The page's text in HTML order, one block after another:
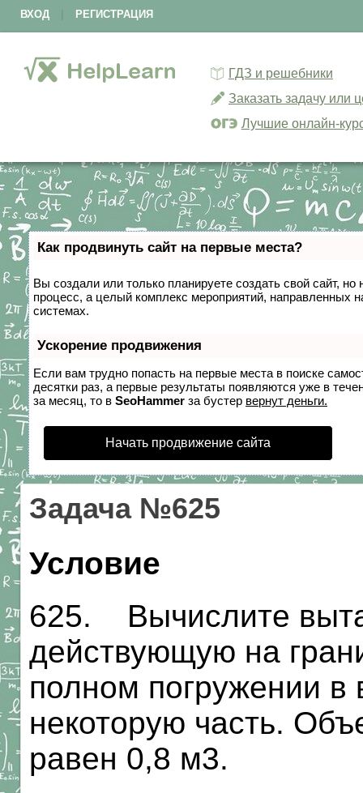
ВХОД РЕГИСТРАЦИЯ
ГДЗ и решебники
Заказать задачу или
Лучшие онлайн-
Как продвинуть сайт на первые места?
Вы создали или только планируете создать свой сайт,
процесс, а целый комплекс мероприятий, направленных
системах.
Ускорение продвижения
Если вам трудно попасть на первые места в поиске
десятки раз, а первые результаты появляются уже в
за месяц, то в SeoHammer за бустер вернут деньги.
Начать продвижение сайта
Задача №625
Условие
625. Вычислите
действующую на
полном погружении в
некоторую часть.
равен 0,8 м3.